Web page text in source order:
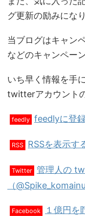
グ更新の励みにな
当ブログはキャン
などのキャンペー
いち早く情報を手
twitterアカウント
feedly feedlyに登
RSS RSSを表示す
Twitter 管理人の
（
Facebook
１億円を